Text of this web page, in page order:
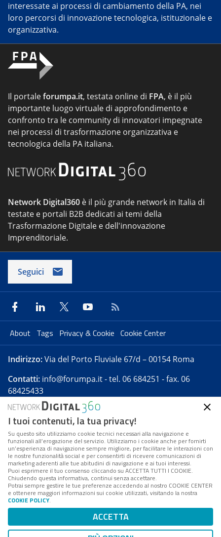
interessate ai processi di cambiamento della PA, nei
loro percorsi di innovazione tecnologica, istituzionale e
organizzativa.
Il portaleforumpa.it, testata online di FPA, è il più
importante luogo virtuale di approfondimento e
confronto tra le community di innovatori impegnate
nei processi di trasformazione organizzativa e
tecnologica della PA italiana.
Network Digital360 è il più grande network in Italia di
testate e portali B2B dedicati ai temi della
Trasformazione Digitale e dell'innovazione
Imprenditoriale.
Seguici
About Tags Privacy & Cookie Cookie Center
Indirizzo:Via del Porto Fluviale 67/d – 00154 Roma
Contatti: info@forumpa.it- tel. 06 684251 - fax. 06
68425433
Forumpa.itè una pubblicazione telematica iscritta
presso Registro della stampa del Tribunale di Roma -
Reg. n. 182 del 2 maggio 2008 - Direttore resp. Michela
Stentella
FPA s.r.l. è società soggetta a Direzione e
Coordinamento da parte di Digital360 S.p.A. - FPA s.r.l.
è un'azienda certificata per il sistema di management
Codice Fiscale/Partita IVA n. 10693191008 - R.E.A. Roma
n. 1249791. ISP AWS
I tuoi contenuti, la tua privacy!
Su questo sito utilizziamo cookie tecnici necessari alla navigazione e
funzionali all’erogazione del servizio. Utilizziamo i cookie anche per fornirti
un’esperienza di navigazione sempre migliore, per facilitare le interazioni con
le nostre funzionalità social e per consentirti di ricevere comunicazioni di
marketing aderenti alle tue abitudini di navigazione e ai tuoi interessi.
Puoi esprimere il tuo consenso cliccando su ACCETTA TUTTI I COOKIE.
Chiudendo questa informativa, continui senza accettare.
Potrai sempre gestire le tue preferenze accedendo al nostro COOKIE CENTER
e ottenere maggiori informazioni sui cookie utilizzati, visitando la nostra
COOKIE POLICY.
ACCETTA